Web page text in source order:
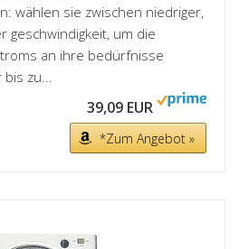
wählen sie zwischen niedriger,
geschwindigkeit, um die
an ihre bedürfnisse
zu...
39,09 EUR
*Zum Angebot »